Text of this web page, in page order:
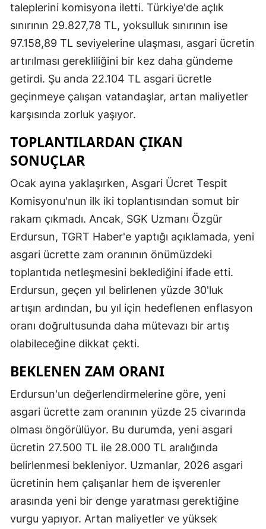
taleplerini komisyona iletti. Türkiye'de açlık
sınırının 29.827,78 TL, yoksulluk sınırının ise
97.158,89 TL seviyelerine ulaşması, asgari ücretin
artırılması gerekliliğini bir kez daha gündeme
getirdi. Şu anda 22.104 TL asgari ücretle
geçinmeye çalışan vatandaşlar, artan maliyetler
karşısında zorluk yaşıyor.
TOPLANTILARDAN ÇIKAN
SONUÇLAR
Ocak ayına yaklaşırken, Asgari Ücret Tespit
Komisyonu'nun ilk iki toplantısından somut bir
rakam çıkmadı. Ancak, SGK Uzmanı Özgür
Erdursun, TGRT Haber'e yaptığı açıklamada, yeni
asgari ücrette zam oranının önümüzdeki
toplantıda netleşmesini beklediğini ifade etti.
Erdursun, geçen yıl belirlenen yüzde 30'luk
artışın ardından, bu yıl için hedeflenen enflasyon
oranı doğrultusunda daha mütevazı bir artış
olabileceğine dikkat çekti.
BEKLENEN ZAM ORANI
Erdursun'un değerlendirmelerine göre, yeni
asgari ücrette zam oranının yüzde 25 civarında
olması öngörülüyor. Bu durumda, yeni asgari
ücretin 27.500 TL ile 28.000 TL aralığında
belirlenmesi bekleniyor. Uzmanlar, 2026 asgari
ücretinin hem çalışanlar hem de işverenler
arasında yeni bir denge yaratması gerektiğine
vurgu yapıyor. Artan maliyetler ve yüksek